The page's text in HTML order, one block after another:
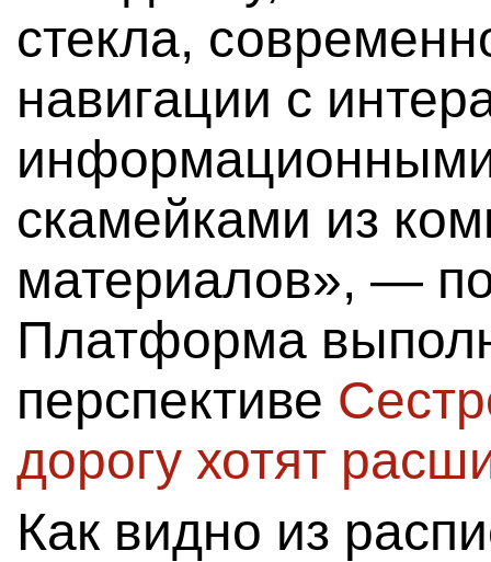
стекла,
навигации с
скамейками из
материалов», —
Платформа
перспективе
дорогу хотят
Как видно из